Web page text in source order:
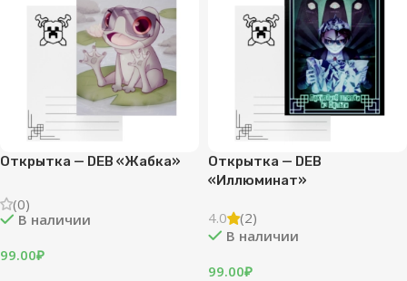
Открытка — DEB «Жабка»
(0)
В наличии
99.00₽
Открытка — DEB
«Иллюминат»
4.0
(2)
В наличии
99.00₽